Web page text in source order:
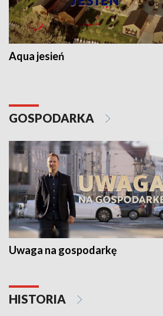
Aqua jesień
GOSPODARKA
Uwaga na gospodarkę
HISTORIA